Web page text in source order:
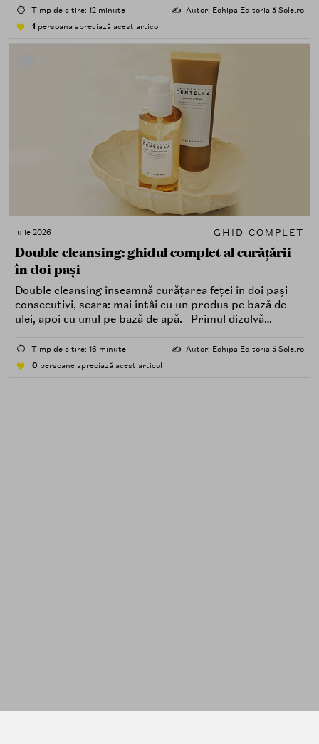
⏱️ Timp de citire: 12 minute ✍️ Autor: Echipa Editorială Sole.ro
1 persoana apreciază acest articol
iulie 2026 GHID COMPLET
Double cleansing: ghidul complet al curățării
în doi pași
Double cleansing înseamnă curățarea feței în doi pași
consecutivi, seara: mai întâi cu un produs pe bază de
ulei, apoi cu unul pe bază de apă. Primul dizolvă
poluare. Al doilea îndepărtează impuritățile solubile în
⏱️ Timp de citire: 16 minute ✍️ Autor: Echipa Editorială Sole.ro
0 persoane apreciază acest articol